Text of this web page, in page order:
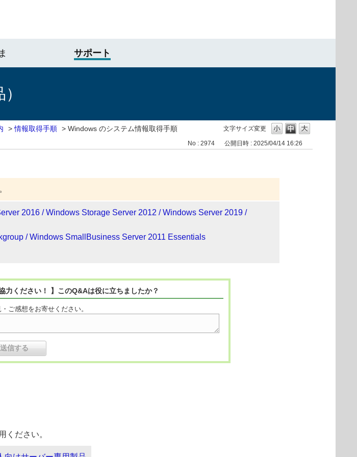
サポート
文字サイズ変更
>情報取得手順 > Windows のシステム情報取得手順
No : 2974 公開日時 : 2025/04/14 16:26
2016 / Windows Storage Server 2012 / Windows Server 2019 /
/ Windows SmallBusiness Server 2011 Essentials
力ください！ 】このQ&Aは役に立ちましたか？
ご感想をお寄せください。
ください。